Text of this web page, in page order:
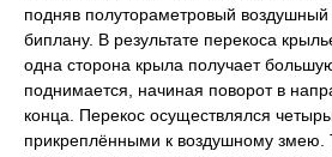
подняв полутораметровый
биплану. В результате перекоса
одна сторона крыла получает
поднимается, начиная поворот в
конца. Перекос осуществлялся
прикреплёнными к воздушному змею.